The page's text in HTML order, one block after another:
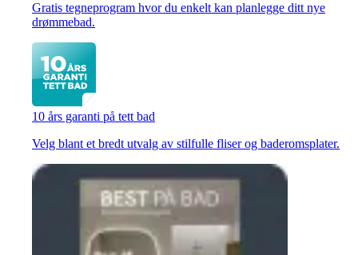
Gratis tegneprogram hvor du enkelt kan planlegge ditt nye
drømmebad.
10 års garanti på tett bad
Velg blant et bredt utvalg av stilfulle fliser og baderomsplater.